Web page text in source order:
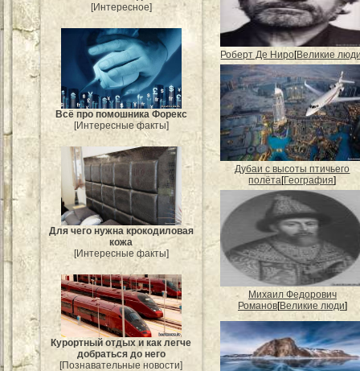
[Интересное]
Всё про помошника Форекс
[Интересные факты]
Для чего нужна крокодиловая
кожа
[Интересные факты]
Курортный отдых и как легче
добраться до него
[Познавательные новости]
Роберт Де Ниро[Великие
Дубаи с высоты птичьего
полёта[География]
Михаил Федорович
Романов[Великие люди]